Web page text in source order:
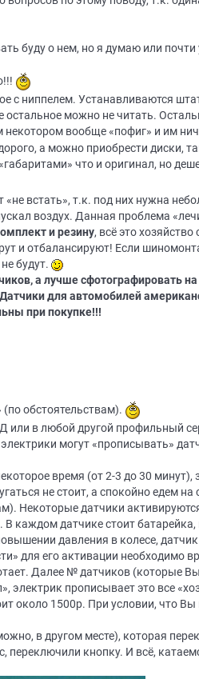
буду о нем, но я думаю или почти
с ниппелем. Устанавливаются
остальное можно не читать.
некотором вообще «пофиг» и им
а можно приобрести диски,
что и оригинал, но
встать», т.к. под них нужна
воздух. Данная проблема
и резину, всё это хозяйство
и отбалансируют! Если
будут.
а лучше сфотографировать
для автомобилей
при покупке!!!
обстоятельствам).
в любой другой профильный
могут «прописывать»
время (от 2-3 до 30 минут),
не стоит, а спокойно едем на
Некоторые датчики
каждом датчике стоит
давления в колесе, датчик
для его активации необходимо
Далее № датчиков (которые
электрик прописывает это все
около 1500р. При условии, что
в другом месте), которая
переключили кнопку. И всё,